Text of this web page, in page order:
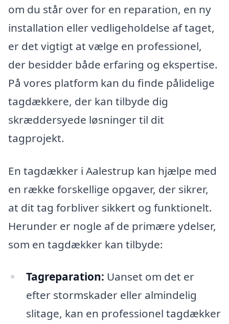
om du står over for en reparation, en ny
installation eller vedligeholdelse af taget,
er det vigtigt at vælge en professionel,
der besidder både erfaring og ekspertise.
På vores platform kan du finde pålidelige
tagdækkere, der kan tilbyde dig
skræddersyede løsninger til dit
tagprojekt.
En tagdækker i Aalestrup kan hjælpe med
en række forskellige opgaver, der sikrer,
at dit tag forbliver sikkert og funktionelt.
Herunder er nogle af de primære ydelser,
som en tagdækker kan tilbyde:
Tagreparation: Uanset om det er
efter stormskader eller almindelig
slitage, kan en professionel tagdækker